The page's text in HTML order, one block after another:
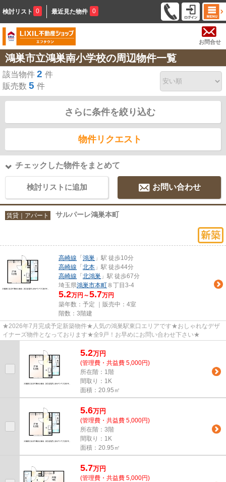
検討リスト 0 最近見た物件 0
お問合せ
鴻巣市立鴻巣南小学校の周辺物件一覧
該当物件 2 件
販売数 5 件
さらに条件を絞り込む
物件リクエスト
チェックした物件をまとめて
検討リストに追加 お問い合わせ
賃貸｜アパート サルパーレ鴻巣本町
高崎線 「 鴻巣 」駅 徒歩10分
高崎線 「 北本 」駅 徒歩44分
高崎線 「 北鴻巣 」駅 徒歩67分
埼玉県鴻巣市本町 ８丁目3-4
5.2万円～5.7万円
築年数：予定 ｜販売中： 4室
階数：3階建
★2026年7月完成予定新築物件★人気の鴻巣駅東口エリアです★おしゃれなデザ
イナーズ物件となっております★全9戸！お早めにお問い合わせ下さい★
5.2万円
(管理費・共益費 5,000円)
所在階：1階
間取り：1K
面積：20.95㎡
5.6万円
(管理費・共益費 5,000円)
所在階：3階
間取り：1K
面積：20.95㎡
5.7万円
(管理費・共益費 5,000円)